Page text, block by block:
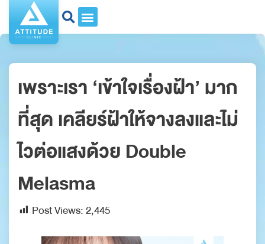
เพราะเรา ‘เข้าใจเรื่องฝ้า’ มาก
ที่สุด เคลียร์ฝ้าให้จางลงและไม่
ไวต่อแสงด้วย Double
Melasma
Post Views:2,445